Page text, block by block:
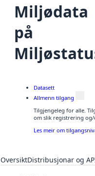
Miljødata
på
Datasett
Allmenn tilgang
Tilgjengeleg for alle.
om slik registrering og/
Les meir om
OversiktDistribusjonar og